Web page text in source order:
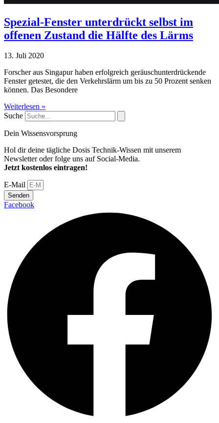
Spezial-Fenster unterdrückt selbst im
offenen Zustand die Hälfte des Lärms
13. Juli 2020
Forscher aus Singapur haben erfolgreich geräuschunterdrückende
Fenster getestet, die den Verkehrslärm um bis zu 50 Prozent senken
können. Das Besondere
Weiterlesen »
Suche
Dein Wissensvorsprung
Hol dir deine tägliche Dosis Technik-Wissen mit unserem
Newsletter oder folge uns auf Social-Media.
Jetzt kostenlos eintragen!
E-Mail
Senden
Facebook